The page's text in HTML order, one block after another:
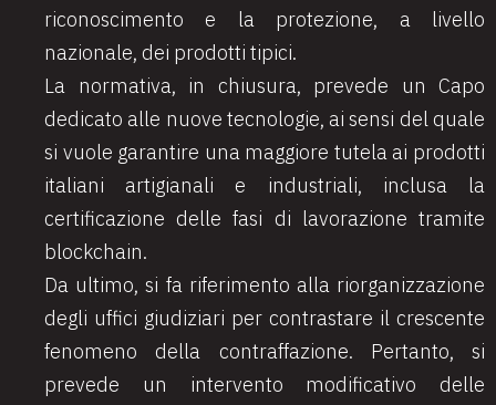
riconoscimento e la protezione, a livello
nazionale, dei prodotti tipici.
La normativa, in chiusura, prevede un Capo
dedicato alle nuove tecnologie, ai sensi del quale
si vuole garantire una maggiore tutela ai prodotti
italiani artigianali e industriali, inclusa la
certificazione delle fasi di lavorazione tramite
blockchain.
Da ultimo, si fa riferimento alla riorganizzazione
degli uffici giudiziari per contrastare il crescente
fenomeno della contraffazione. Pertanto, si
prevede un intervento modificativo delle